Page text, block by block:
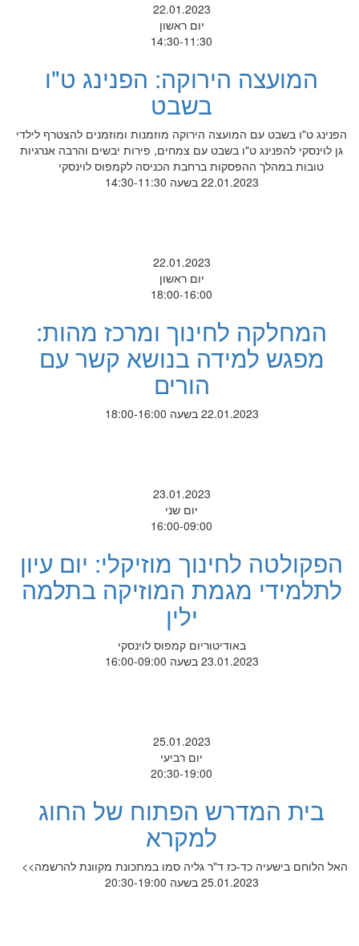
22.01.2023
יום ראשון
14:30-11:30
המועצה הירוקה: הפנינג ט"ו
בשבט
הפנינג ט"ו בשבט עם המועצה הירוקה מוזמנות ומוזמנים להצטרף לילדי
גן לוינסקי להפנינג ט"ו בשבט עם צמחים, פירות יבשים והרבה אנרגיות
טובות במהלך ההפסקות ברחבת הכניסה לקמפוס לוינסקי
22.01.2023 בשעה 14:30-11:30
22.01.2023
יום ראשון
18:00-16:00
המחלקה לחינוך ומרכז מהות:
מפגש למידה בנושא קשר עם
הורים
22.01.2023 בשעה 18:00-16:00
23.01.2023
יום שני
16:00-09:00
הפקולטה לחינוך מוזיקלי: יום עיון
לתלמידי מגמת המוזיקה בתלמה
ילין
באודיטוריום קמפוס לוינסקי
23.01.2023 בשעה 16:00-09:00
25.01.2023
יום רביעי
20:30-19:00
בית המדרש הפתוח של החוג
למקרא
האל הלוחם בישעיה כד-כז ד"ר גליה סמו במתכונת מקוונת להרשמה>>
25.01.2023 בשעה 20:30-19:00